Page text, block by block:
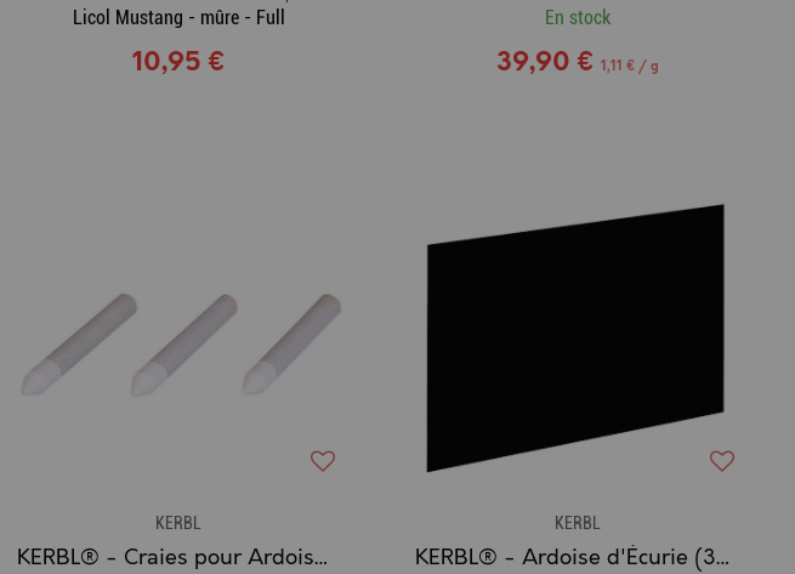
Licol Mustang - mûre - Full
10,95 €
En stock
39,90 € 1,11 € / g
KERBL
KERBL® - Craies pour Ardoise d'Écurie
KERBL
KERBL® - Ardoise d'Écurie (30x20cm)